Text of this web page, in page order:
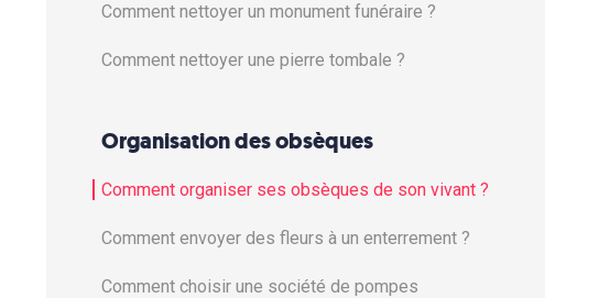
Comment nettoyer un monument funéraire ?
Comment nettoyer une pierre tombale ?
Organisation des obsèques
Comment organiser ses obsèques de son vivant ?
Comment envoyer des fleurs à un enterrement ?
Comment choisir une société de pompes